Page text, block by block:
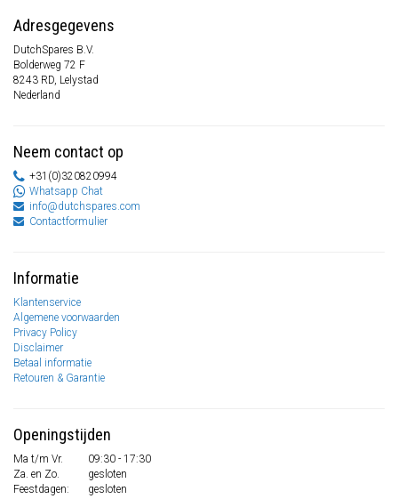
Adresgegevens
DutchSpares B.V.
Bolderweg 72 F
8243 RD, Lelystad
Nederland
Neem contact op
+31(0)320820994
Whatsapp Chat
info@dutchspares.com
Contactformulier
Informatie
Klantenservice
Algemene voorwaarden
Privacy Policy
Disclaimer
Betaal informatie
Retouren & Garantie
Openingstijden
Ma t/m Vr.
09:30 - 17:30
Za. en Zo.
gesloten
Feestdagen:
gesloten